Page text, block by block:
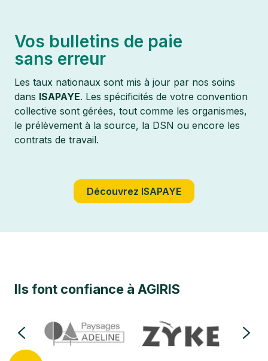
Vos bulletins de paie
sans erreur
Les taux nationaux sont mis à jour par nos soins
dans ISAPAYE. Les spécificités de votre convention
collective sont gérées, tout comme les organismes,
le prélèvement à la source, la DSN ou encore les
contrats de travail.
Découvrez ISAPAYE
Ils font confiance à AGIRIS